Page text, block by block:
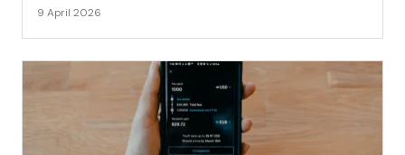
9 April 2026